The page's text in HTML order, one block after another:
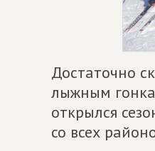
Достаточно
лыжным
открылся
со всех